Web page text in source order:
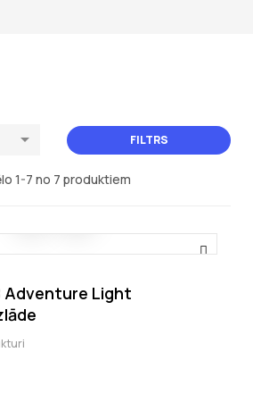
 FILTRS
1-7 no 7 produktiem
Adventure Light